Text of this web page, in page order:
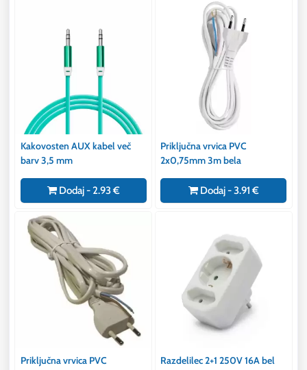
Kakovosten AUX kabel več
barv 3,5 mm
Dodaj - 2.93 €
Priključna vrvica PVC
2x0,75mm 3m bela
Dodaj - 3.91 €
Priključna vrvica PVC
Razdelilec 2+1 250V 16A bel